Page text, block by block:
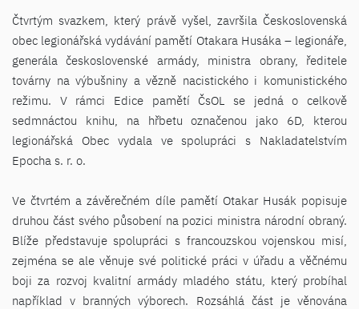
Čtvrtým svazkem, který právě vyšel, završila Československá
obec legionářská vydávání pamětí Otakara Husáka – legionáře,
generála československé armády, ministra obrany, ředitele
továrny na výbušniny a vězně nacistického i komunistického
režimu. V rámci Edice pamětí ČsOL se jedná o celkově
sedmnáctou knihu, na hřbetu označenou jako 6D, kterou
legionářská Obec vydala ve spolupráci s Nakladatelstvím
Epocha s. r. o.
Ve čtvrtém a závěrečném díle pamětí Otakar Husák popisuje
druhou část svého působení na pozici ministra národní obraný.
Blíže představuje spolupráci s francouzskou vojenskou misí,
zejména se ale věnuje své politické práci v úřadu a věčnému
boji za rozvoj kvalitní armády mladého státu, který probíhal
například v branných výborech. Rozsáhlá část je věnována